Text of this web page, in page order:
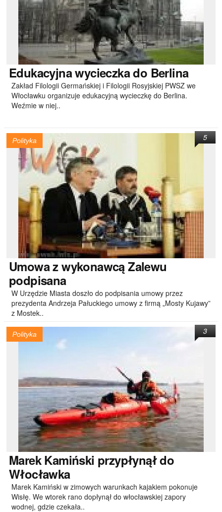
Edukacyjnawycieczka do Berlina
Zakład Filologii Germańskiej i Filologii Rosyjskiej PWSZ we
Włocławku organizuje edukacyjną wycieczkę do Berlina.
Weźmie w niej..
Polityka
Umowaz wykonawcą Zalewu
podpisana
W Urzędzie Miasta doszło do podpisania umowy przez
prezydenta Andrzeja Pałuckiego umowy z firmą „Mosty Kujawy”
z Mostek..
5
Polityka
MarekKamiński przypłynął do
Włocławka
Marek Kamiński w zimowych warunkach kajakiem pokonuje
Wisłę. We wtorek rano dopłynął do włocławskiej zapory
wodnej, gdzie czekała..
3